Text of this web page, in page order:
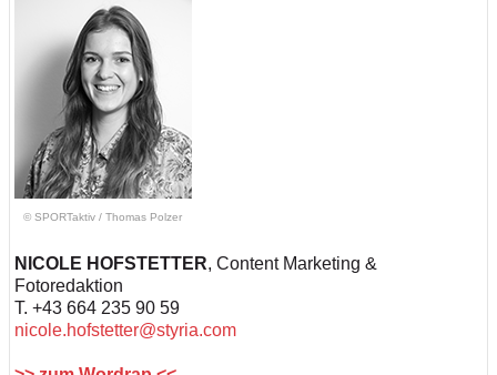
© SPORTaktiv / Thomas Polzer
NICOLE HOFSTETTER, Content Marketing &
Fotoredaktion
T. +43 664 235 90 59
nicole.hofstetter@styria.com